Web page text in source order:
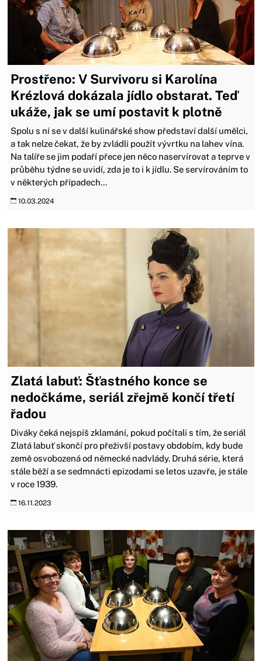
Prostřeno: V Survivoru si Karolína
Krézlová dokázala jídlo obstarat. Teď
ukáže, jak se umí postavit k plotně
Spolu s ní se v další kulinářské show představí další umělci,
a tak nelze čekat, že by zvládli použít vývrtku na lahev vína.
Na talíře se jim podaří přece jen něco naservírovat a teprve v
průběhu týdne se uvidí, zda je to i k jídlu. Se servírováním to
v některých případech...
10.03.2024
Zlatá labuť: Šťastného konce se
nedočkáme, seriál zřejmě končí třetí
řadou
Diváky čeká nejspíš zklamání, pokud počítali s tím, že seriál
Zlatá labuť skončí pro přeživší postavy obdobím, kdy bude
země osvobozená od německé nadvlády. Druhá série, která
stále běží a se sedmnácti epizodami se letos uzavře, je stále
v roce 1939.
16.11.2023